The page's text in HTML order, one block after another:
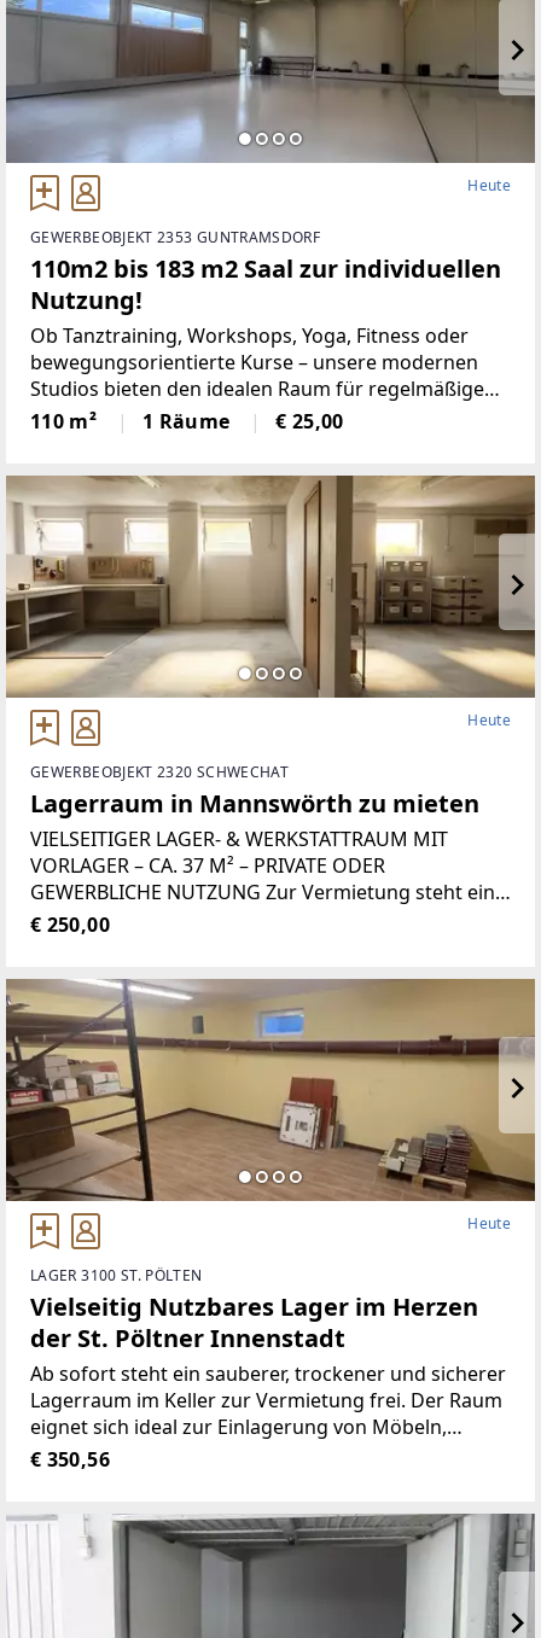
Heute
GEWERBEOBJEKT 2353 GUNTRAMSDORF
110m2 bis 183 m2 Saal zur individuellen
Nutzung!
Ob Tanztraining, Workshops, Yoga, Fitness oder
bewegungsorientierte Kurse – unsere modernen
Studios bieten den idealen Raum für regelmäßige
oder einmalige Nutzung.Alle Räume sind
klimatisiert, hochwertig ausgestattet und verfügen
110 m² 1 Räume € 25,00
Heute
GEWERBEOBJEKT 2320 SCHWECHAT
Lagerraum in Mannswörth zu mieten
VIELSEITIGER LAGER- & WERKSTATTRAUM MIT
VORLAGER – CA. 37 M² – PRIVATE ODER
GEWERBLICHE NUTZUNG Zur Vermietung steht ein
ca. 30 m² großer, vielseitig nutzbarer Lager- und
€ 250,00
Heute
LAGER 3100 ST. PÖLTEN
Vielseitig Nutzbares Lager im Herzen
der St. Pöltner Innenstadt
Ab sofort steht ein sauberer, trockener und sicherer
Lagerraum im Keller zur Vermietung frei. Der Raum
eignet sich ideal zur Einlagerung von Möbeln,
Umzugskartons, Werkzeug, Sportgeräten oder
€ 350,56